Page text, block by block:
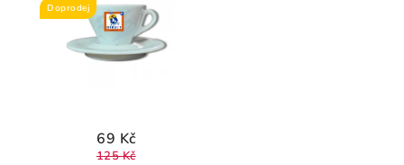
Doprodej
69 Kč
125 Kč